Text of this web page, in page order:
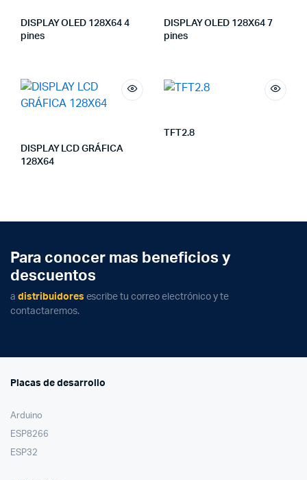
DISPLAY OLED 128X64 4
pines
DISPLAY OLED 128X64 7
pines
DISPLAY LCD GRÁFICA
128X64
TFT2.8
Para conocer mas beneficios y
descuentos
a distribuidores escribe tu correo electrónico y te
contactaremos.
Placas de desarrollo
Arduino
ESP8266
ESP32